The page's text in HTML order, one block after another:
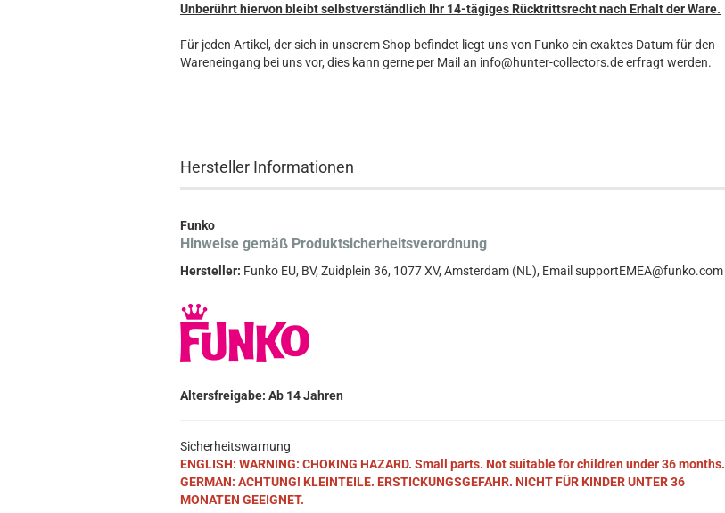
Unberührt hiervon bleibt selbstverständlich Ihr 14-tägiges Rücktrittsrecht nach Erhalt der Ware.
Für jeden Artikel, der sich in unserem Shop befindet liegt uns von Funko ein exaktes Datum für den
Wareneingang bei uns vor, dies kann gerne per Mail an info@hunter-collectors.de erfragt werden.
Hersteller Informationen
Funko
Hinweise gemäß Produktsicherheitsverordnung
Hersteller: Funko EU, BV, Zuidplein 36, 1077 XV, Amsterdam (NL), Email supportEMEA@funko.com
Altersfreigabe: Ab 14 Jahren
Sicherheitswarnung
ENGLISH: WARNING: CHOKING HAZARD. Small parts. Not suitable for children under 36 months.
GERMAN: ACHTUNG! KLEINTEILE. ERSTICKUNGSGEFAHR. NICHT FÜR KINDER UNTER 36
MONATEN GEEIGNET.